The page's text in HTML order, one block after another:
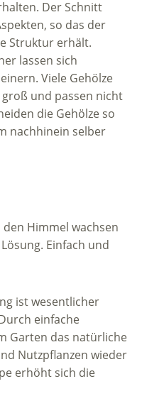
Der Schnitt
so das der
Struktur erhält.
lassen sich
Viele Gehölze
und passen nicht
die Gehölze so
nachhinein selber
Himmel wachsen
Einfach und
ist wesentlicher
einfache
Garten das natürliche
Nutzpflanzen wieder
erhöht sich die